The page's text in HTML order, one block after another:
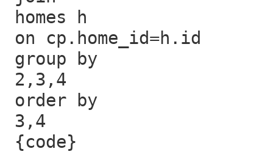
homes h
on cp.home_id=h.id
group by
2,3,4
order by
3,4
{code}